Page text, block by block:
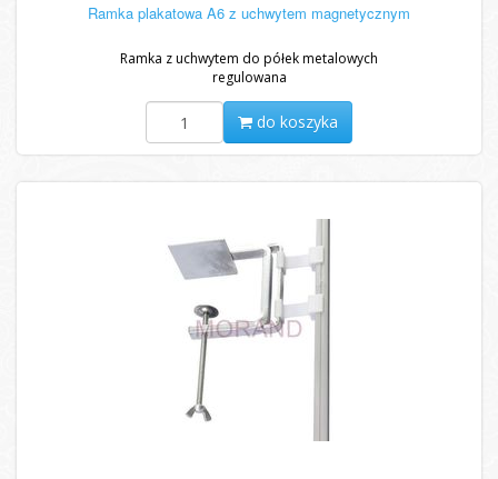
Ramka plakatowa A6 z uchwytem magnetycznym
Ramka z uchwytem do półek metalowych
regulowana
do koszyka